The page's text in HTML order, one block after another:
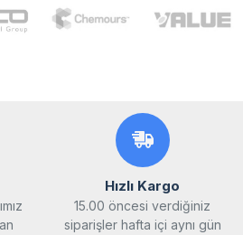
Hızlı Kargo
15.00 öncesi verdiğiniz
siparişler hafta içi aynı gün